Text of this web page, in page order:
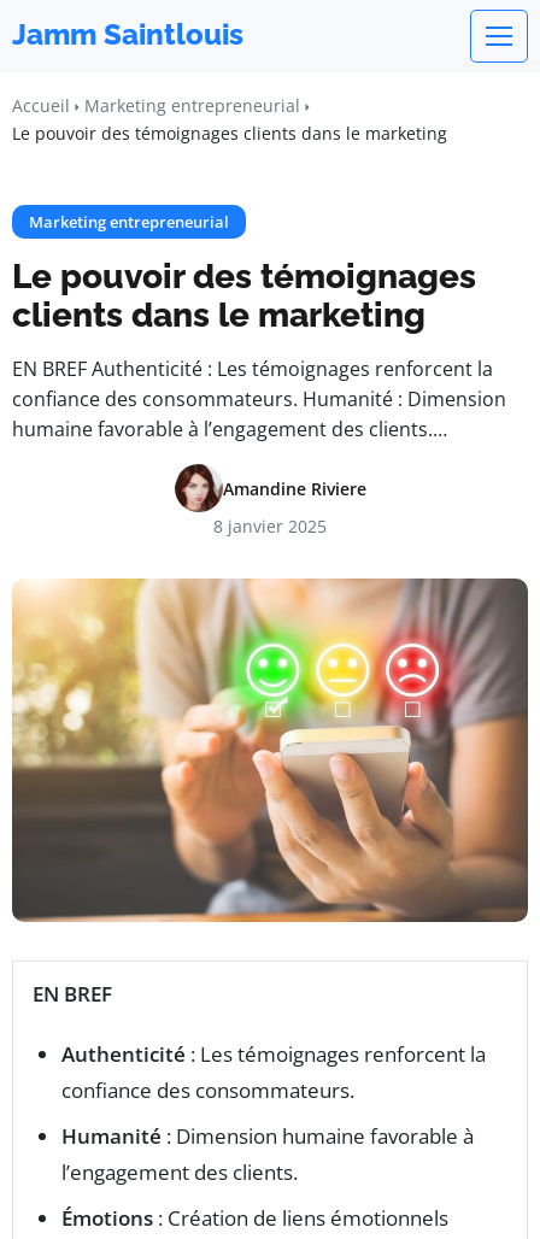
Jamm Saintlouis
Accueil
Marketing entrepreneurial
Le pouvoir des témoignages clients dans le marketing
Marketing entrepreneurial
Le pouvoir des témoignages
clients dans le marketing
EN BREF Authenticité : Les témoignages renforcent la
confiance des consommateurs. Humanité : Dimension
humaine favorable à l’engagement des clients.…
Amandine Riviere
8 janvier 2025
EN BREF
Authenticité : Les témoignages renforcent la
confiance des consommateurs.
Humanité : Dimension humaine favorable à
l’engagement des clients.
Émotions : Création de liens émotionnels